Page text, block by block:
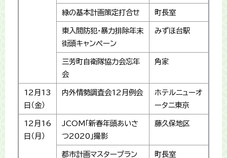
緑の基本計画策定打合せ 町長室
東入間防犯・暴力排除年末
街頭キャンペーン
みずほ台駅
三芳町自衛隊協力会忘年
会
角家
12月13
日（金）
内外情勢調査会12月例会
ホテルニューオ
ータニ東京
12月16
日（月）
JCOM「新春年頭あいさ
つ2020」撮影
藤久保地区
都市計画マスタープラン
町長室